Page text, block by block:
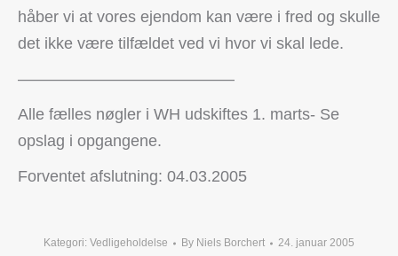
håber vi at vores ejendom kan være i fred og skulle
det ikke være tilfældet ved vi hvor vi skal lede.
—————————————–
Alle fælles nøgler i WH udskiftes 1. marts- Se
opslag i opgangene.
Forventet afslutning: 04.03.2005
Kategori: Vedligeholdelse By Niels Borchert 24. januar 2005